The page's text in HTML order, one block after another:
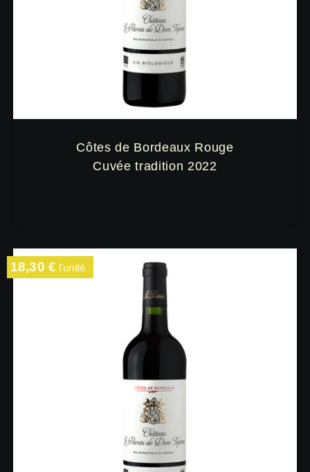
Côtes de Bordeaux Rouge
Cuvée tradition 2022
18,30 €